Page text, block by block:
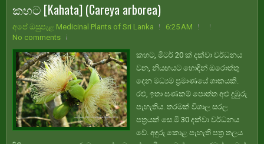
කහට [Kahata] (Careya arborea)
අපේ ඔසුපැළ Medicinal Plants of Sri Lanka
6:25 AM
No comments
කහට, මීටර් 20 ක් දක්වා වර්ධනය
වන, නියඟයට හොඳින් ඔරොත්තු
දෙන මධ්‍යම ප්‍රමාණයේ ශාකයකි.
රළු, ඉතා ඝණකම් පොත්ත අළු දුඹුරු
පැහැතිය. තරමක් විශාල සරල
පත්‍රයක් සෙ.මි 30 දක්වා වර්ධනය
වේ. අඳුරු කොළ පැහැති පත්‍ර තලය